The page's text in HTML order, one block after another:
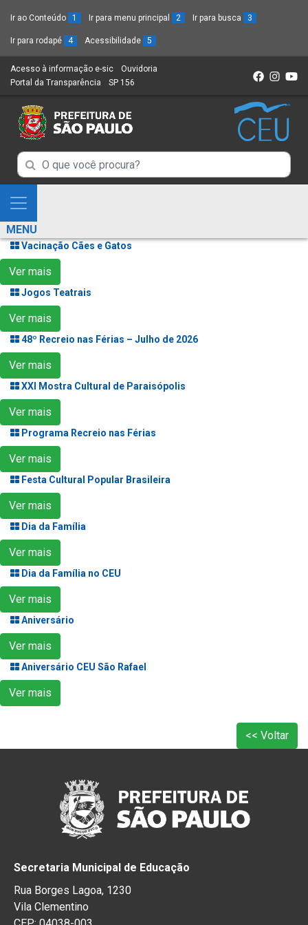
Ir ao Conteúdo 1 Ir para menu principal 2 Ir para busca 3
Ir para rodapé 4 Acessibilidade 5
Acesso à informação e-sic (Link
para
novo
sítio)
Ouvidoria
Portal da Transparência (Link
um
novo
SP 156
Campo
de
Busca
de
informações
Campo
de
de
informações
Mostra
e
Esconde
Menu
MENU
Vacinação Cães e Gatos
Ver mais
Jogos Teatrais
Ver mais
48º Recreio nas Férias – Julho de 2026
Ver mais
XXI Mostra Cultural de Paraisópolis
Ver mais
Programa Recreio nas Férias
Ver mais
Festa Cultural Popular Brasileira
Ver mais
Dia da Família
Ver mais
Dia da Família no CEU
Ver mais
Aniversário
Ver mais
Aniversário CEU São Rafael
Ver mais
<< Voltar
Secretaria Municipal de Educação
Rua Borges Lagoa, 1230
Vila Clementino